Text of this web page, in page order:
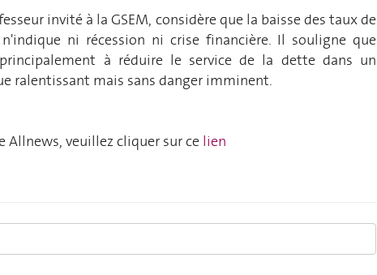
invité à la GSEM, considère que la baisse des taux de
n'indique ni récession ni crise financière. Il souligne que
à réduire le service de la dette dans un
ralentissant mais sans danger imminent.
Allnews, veuillez cliquer sur ce lien